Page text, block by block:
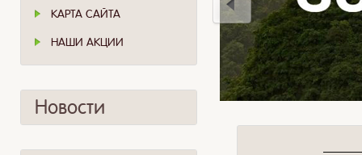
КАРТА САЙТА
НАШИ АКЦИИ
Новости